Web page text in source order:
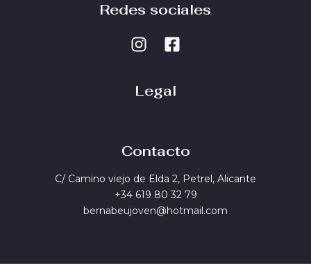
Redes sociales
Legal
Contacto
C/ Camino viejo de Elda 2, Petrel, Alicante
+34 619 80 32 79
bernabeujoven@hotmail.com